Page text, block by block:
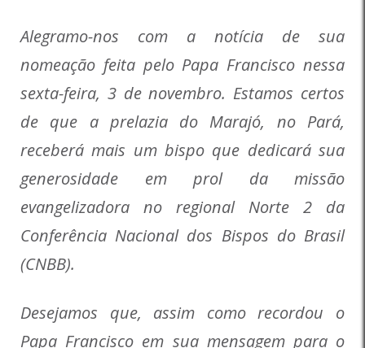
Alegramo-nos com a notícia de sua
nomeação feita pelo Papa Francisco nessa
sexta-feira, 3 de novembro. Estamos certos
de que a prelazia do Marajó, no Pará,
receberá mais um bispo que dedicará sua
generosidade em prol da missão
evangelizadora no regional Norte 2 da
Conferência Nacional dos Bispos do Brasil
(CNBB).
Desejamos que, assim como recordou o
Papa Francisco em sua mensagem para o